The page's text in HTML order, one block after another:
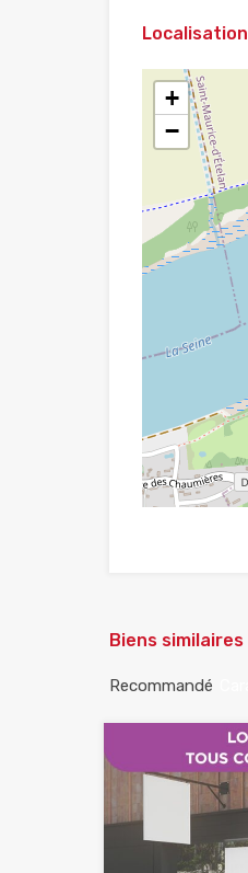
Localisation
+
−
Biens similaires
Recommandé